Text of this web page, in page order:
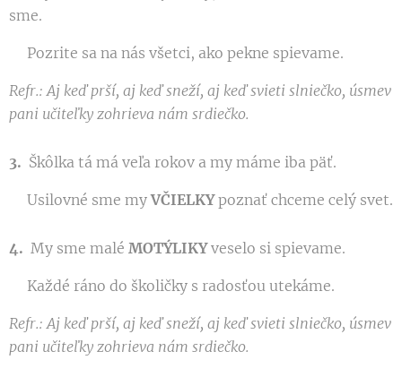
sme.
Pozrite sa na nás všetci, ako pekne spievame.
Refr.: Aj keď prší, aj keď sneží, aj keď svieti slniečko, úsmev
pani učiteľky zohrieva nám srdiečko.
3. Škôlka tá má veľa rokov a my máme iba päť.
Usilovné sme myVČIELKYpoznať chceme celý svet.
4. My sme malé MOTÝLIKYveselo si spievame.
Každé ráno do školičky s radosťou utekáme.
Refr.: Aj keď prší, aj keď sneží, aj keď svieti slniečko, úsmev
pani učiteľky zohrieva nám srdiečko.